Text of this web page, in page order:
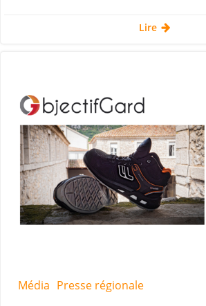
Lire
Média Presse régionale